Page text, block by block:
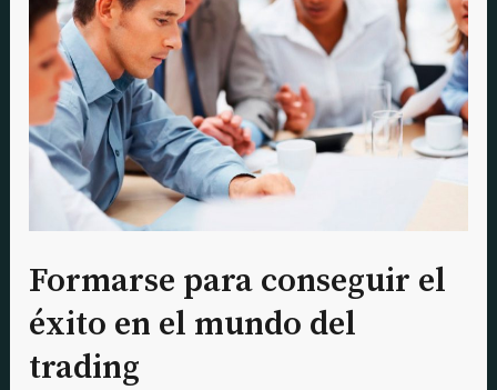
Formarse para conseguir el
éxito en el mundo del
trading
conseguir
el
éxito
en
el
mundo
del
trading